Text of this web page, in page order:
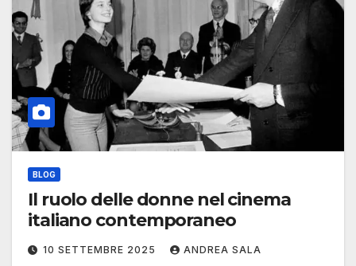
BLOG
Il ruolo delle donne nel cinema
italiano contemporaneo
10 SETTEMBRE 2025 ANDREA SALA